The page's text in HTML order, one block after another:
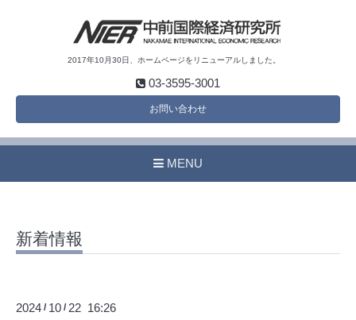
2017年10月30日、ホームページをリニューアルしました。
03-3595-3001
お問い合わせ
MENU
新着情報
2024 / 10 / 22 16:26